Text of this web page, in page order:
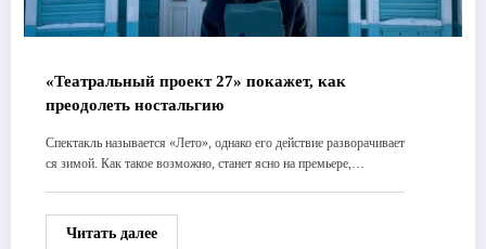
«Театральный проект 27» покажет, как
преодолеть ностальгию
Спектакль называется «Лето», однако его действие разворачивает
ся зимой. Как такое возможно, станет ясно на премьере,…
Читать далее